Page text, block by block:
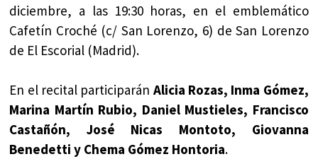
diciembre, a las 19:30 horas, en el emblemático
Cafetín Croché (c/ San Lorenzo, 6) de San Lorenzo
de El Escorial (Madrid).
En el recital participarán Alicia Rozas, Inma Gómez,
Marina Martín Rubio, Daniel Mustieles, Francisco
Castañón, José Nicas Montoto, Giovanna
Benedetti y Chema Gómez Hontoria.